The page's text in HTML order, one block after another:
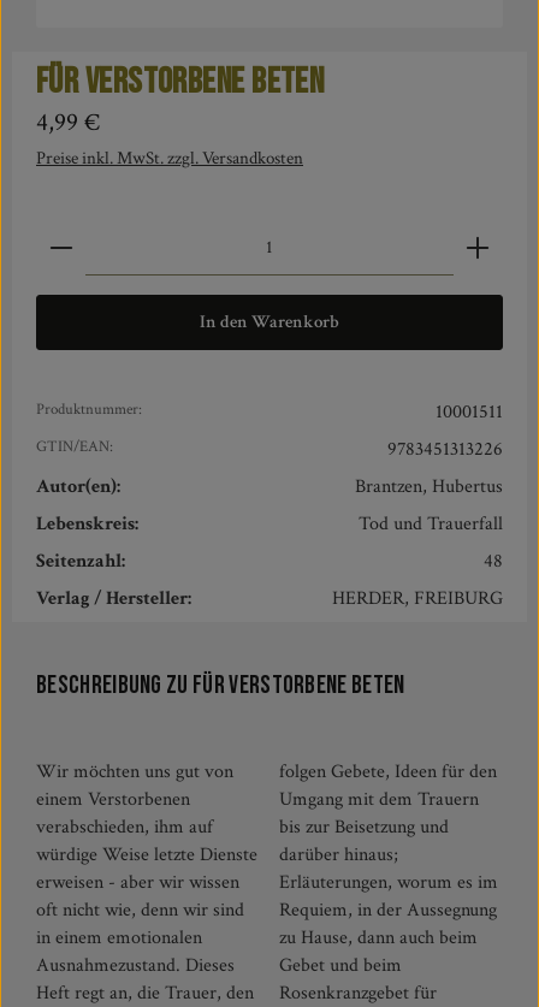
Für Verstorbene beten
Regulärer Preis:
4,99 €
Preise inkl. MwSt. zzgl. Versandkosten
Produkt Anzahl: Gib den gewünschten Wert ein oder
In den Warenkorb
Produktnummer: 10001511
GTIN/EAN:
9783451313226
Autor(en):
Brantzen, Hubertus
Lebenskreis:
Tod und Trauerfall
Seitenzahl:
48
Verlag / Hersteller:
HERDER, FREIBURG
Beschreibung zu Für Verstorbene beten
Wir möchten uns gut von
einem Verstorbenen
verabschieden, ihm auf
würdige Weise letzte Dienste
erweisen - aber wir wissen
oft nicht wie, denn wir sind
in einem emotionalen
Ausnahmezustand. Dieses
Heft regt an, die Trauer, den
folgen Gebete, Ideen für den
Umgang mit dem Trauern
bis zur Beisetzung und
darüber hinaus;
Erläuterungen, worum es im
Requiem, in der Aussegnung
zu Hause, dann auch beim
Gebet und beim
Rosenkranzgebet für